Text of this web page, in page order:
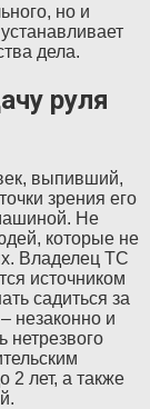
но и
дела.
руля
выпивший,
зрения его
Не
которые не
Владелец ТС
источником
садиться за
незаконно и
нетрезвого
2 лет, а также